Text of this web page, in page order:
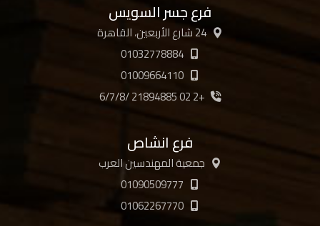
فرع جسر السويس
24 شارع الأربعين، القاهرة
01032778884
01009664110
+2 02 21894885 /6/7/8
فرع انشاص
جمعية المهندسين العرب
01090509777
01062267770